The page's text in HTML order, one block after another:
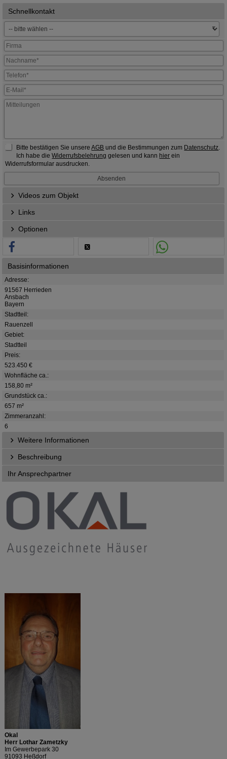
Schnellkontakt
Bitte bestätigen Sie unsereAGB und die Bestimmungen zum Datenschutz.
Ich habe dieWiderrufsbelehrung gelesen und kann hier ein
Widerrufsformular ausdrucken.
Videos zum Objekt
Links
Optionen
Basisinformationen
Adresse:
91567 Herrieden
Ansbach
Bayern
Stadtteil:
Rauenzell
Gebiet:
Stadtteil
Preis:
523.450 €
Wohnfläche ca.:
158,80 m²
Grundstück ca.:
657 m²
Zimmeranzahl:
6
Weitere Informationen
Beschreibung
Ihr Ansprechpartner
Okal
Herr Lothar Zametzky
Im Gewerbepark 30
91093 Heßdorf